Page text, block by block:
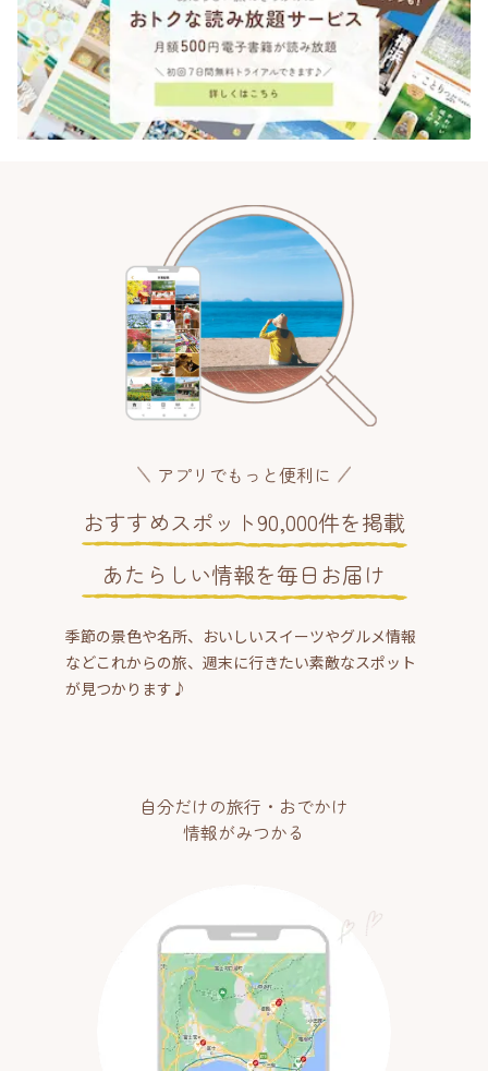
アプリでもっと便利に
おすすめスポット90,000件を掲載
あたらしい情報を毎日お届け
季節の景色や名所、おいしいスイーツやグルメ情報
などこれからの旅、週末に行きたい素敵なスポット
が見つかります♪
自分だけの旅行・おでかけ
情報がみつかる